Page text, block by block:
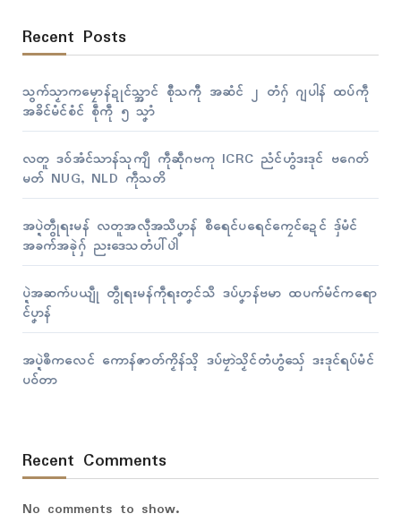
Recent Posts
သွက်သၟာကမၠောန်ဍုၚ်သ္အာၚ် စီုသကီု အဆံၚ် ၂ တံဂှ် ဂျပါန် ထပ်ကဵု
အခိၚ်မံၚ်စံၚ် စဵုကဵု ၅ သၞာံ
လတူ ဒဝ်အံၚ်သာန်သုကျဳ ကဵုဆဵုဂဗကု ICRC ညံၚ်ဟွံဒးဒုၚ် ဗဂေတ်
မတ် NUG, NLD ကဵုသတိ
အပ္ဍဲတွဵုရးမန် လတူအလဵုအသဳပၞာန် စဳရေၚ်ပရေၚ်ကၠေၚ်ဍေၚ် ဒှ်မံၚ်
အခက်အခုဲဂှ် ညးဒေသတံပါ်ပါဲ
ပ္ဍဲအဆက်ပယျဵု တွဵုရးမန်ကဵုရးတၞၚ်သဳ ဒပ်ပၞာန်ဗမာ ထပက်မံၚ်ကရော
ၚ်ပၞာန်
အပ္ဍဲၜဳကလေၚ် ကောန်ဇာတ်ကၟိန်သ္ၚိ ဒပ်ဗၠာဲသၟိၚ်တံဟွံသှ်ေ ဒးဒုၚ်ရပ်မံၚ်
ပဝ်တာ
Recent Comments
No comments to show.